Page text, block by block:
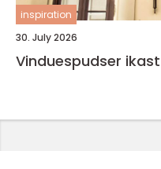
inspiration
30. July 2026